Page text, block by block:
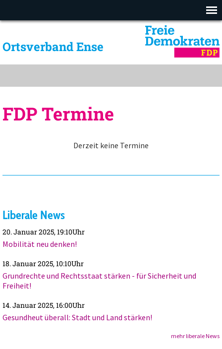
Ortsverband Ense
FDP Termine
Derzeit keine Termine
Liberale News
20. Januar 2025, 19:10Uhr
Mobilität neu denken!
18. Januar 2025, 10:10Uhr
Grundrechte und Rechtsstaat stärken - für Sicherheit und
Freiheit!
14. Januar 2025, 16:00Uhr
Gesundheut überall: Stadt und Land stärken!
mehr liberale News